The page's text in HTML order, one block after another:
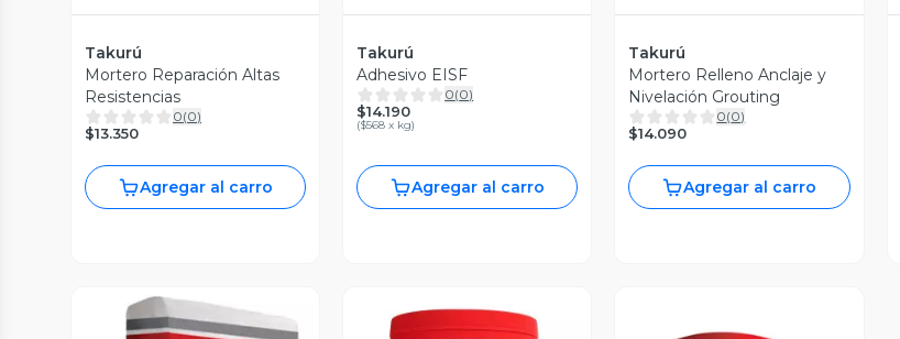
Takurú
Mortero Reparación Altas
Resistencias
0(0)
$13.350
Agregar al carro
Takurú
Adhesivo EISF
0(0)
$14.190
($568 x kg)
Agregar al carro
Takurú
Mortero Relleno Anclaje y
Nivelación Grouting
0(0)
$14.090
Agregar al carro